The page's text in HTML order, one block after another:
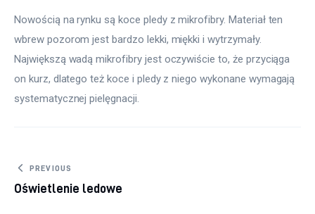
Nowością na rynku są koce pledy z mikrofibry. Materiał ten
wbrew pozorom jest bardzo lekki, miękki i wytrzymały.
Największą wadą mikrofibry jest oczywiście to, że przyciąga
on kurz, dlatego też koce i pledy z niego wykonane wymagają
systematycznej pielęgnacji.
Nawigacja wpisu
PREVIOUS
Oświetlenie ledowe